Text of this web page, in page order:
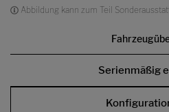
Abbildung kann zum Teil
Serienmäßig